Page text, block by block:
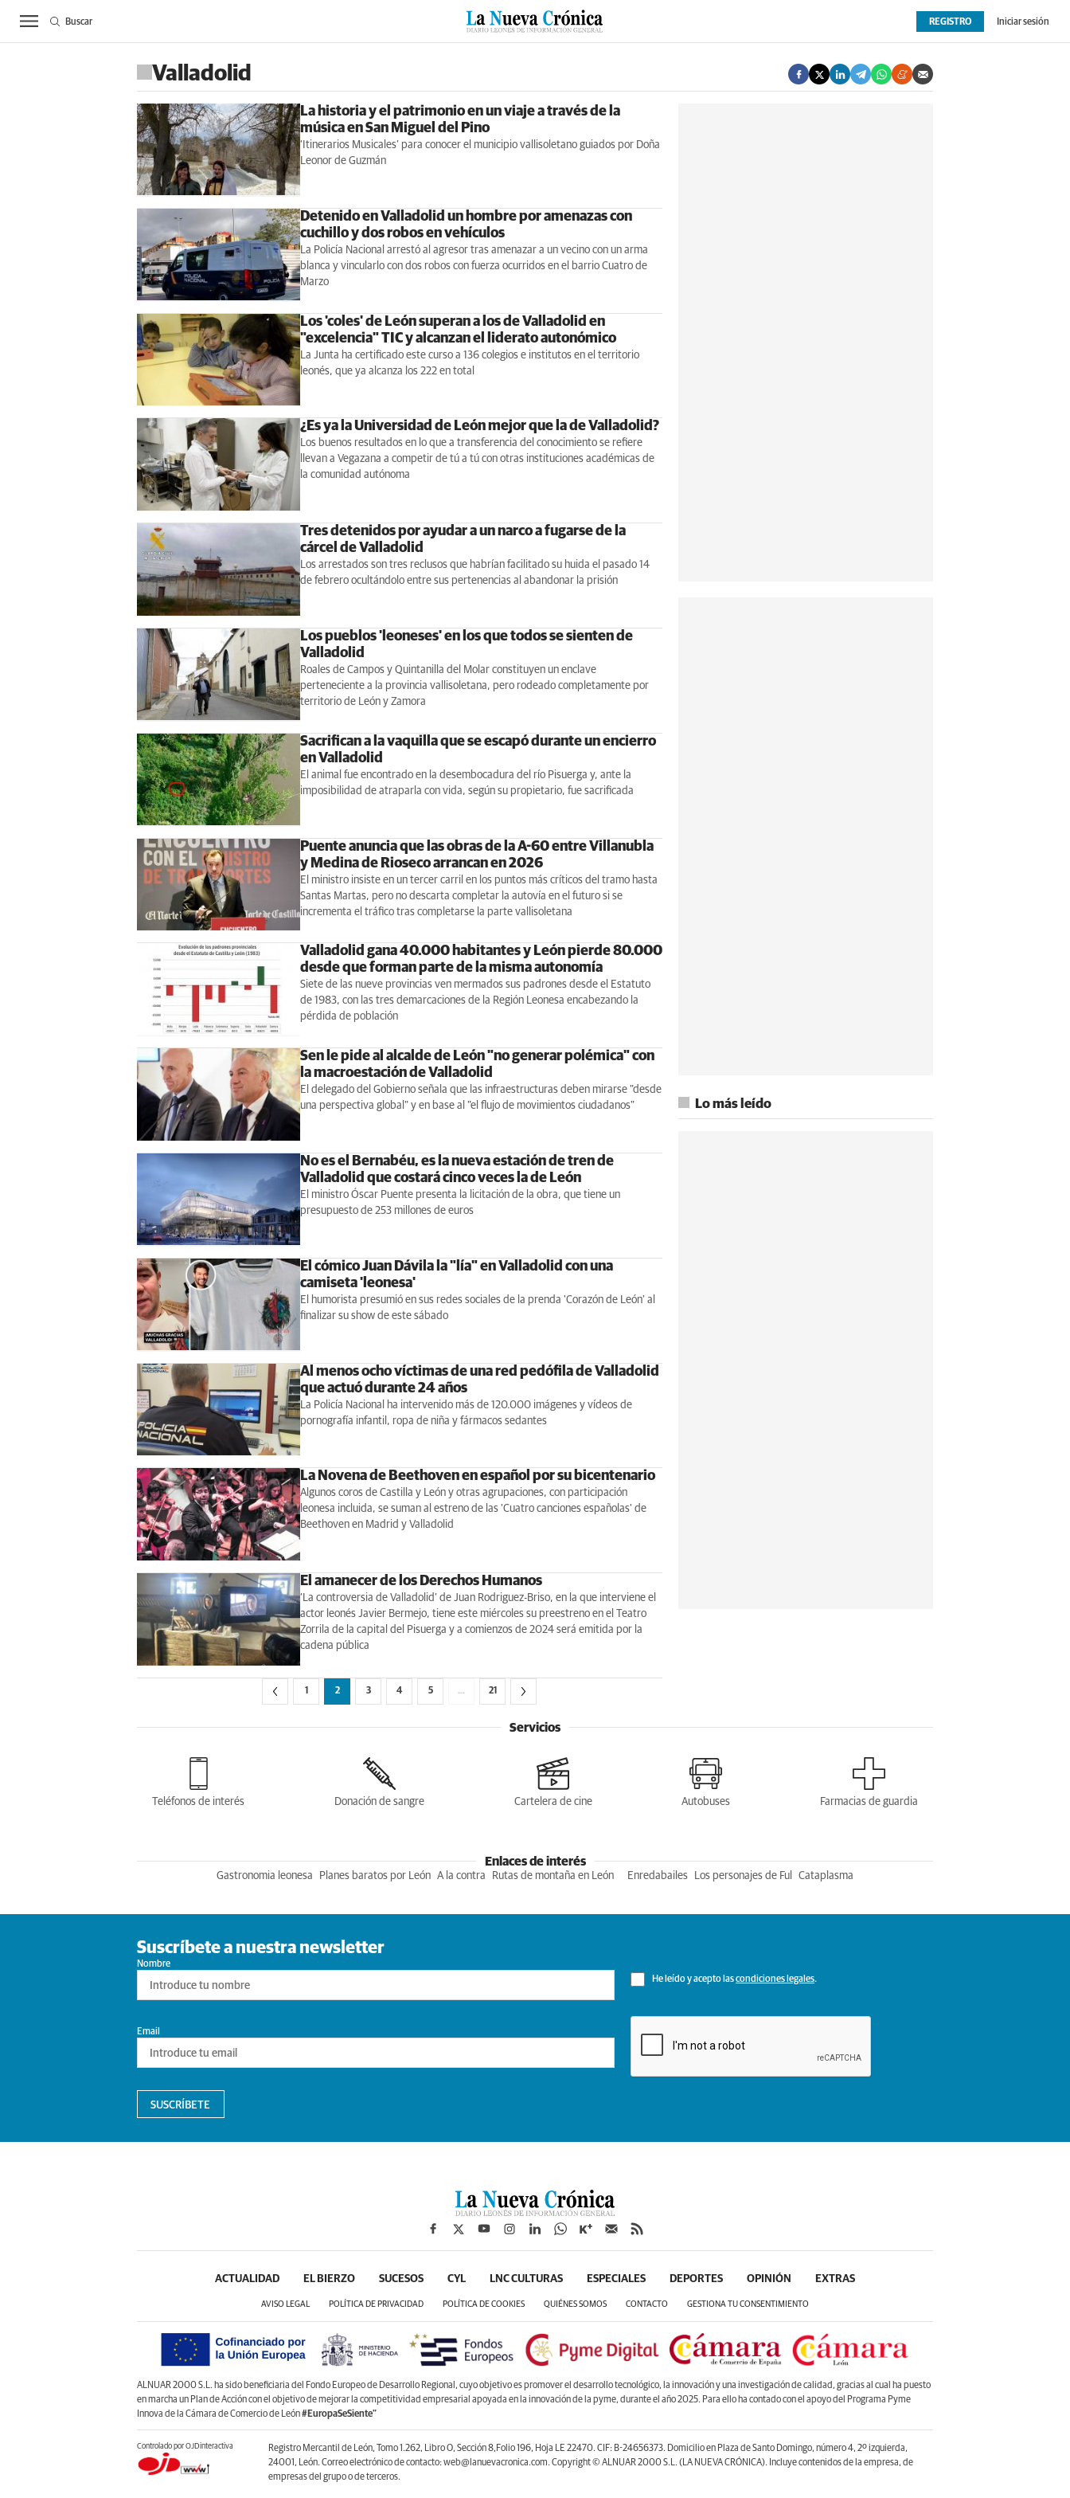
ACTUALIDAD BIERZO SUCESOS CULTURAS ESPECIALES DEPORTES OPINIÓN EXTRAS
REGISTRO Iniciar sesión
Buscar
Valladolid
La historia y el patrimonio en un viaje a través de la
música en San Miguel del Pino
‘Itinerarios Musicales’ para conocer el municipio vallisoletano guiados por Doña
Leonor de Guzmán
Detenido en Valladolid un hombre por amenazas con
cuchillo y dos robos en vehículos
La Policía Nacional arrestó al agresor tras amenazar a un vecino con un arma
blanca y vincularlo con dos robos con fuerza ocurridos en el barrio Cuatro de
Marzo
Los 'coles' de León superan a los de Valladolid en
"excelencia" TIC y alcanzan el liderato autonómico
La Junta ha certificado este curso a 136 colegios e institutos en el territorio
leonés, que ya alcanza los 222 en total
¿Es ya la Universidad de León mejor que la de Valladolid?
Los buenos resultados en lo que a transferencia del conocimiento se refiere
llevan a Vegazana a competir de tú a tú con otras instituciones académicas de
la comunidad autónoma
Tres detenidos por ayudar a un narco a fugarse de la
cárcel de Valladolid
Los arrestados son tres reclusos que habrían facilitado su huida el pasado 14
de febrero ocultándolo entre sus pertenencias al abandonar la prisión
Los pueblos 'leoneses' en los que todos se sienten de
Valladolid
Roales de Campos y Quintanilla del Molar constituyen un enclave
perteneciente a la provincia vallisoletana, pero rodeado completamente por
territorio de León y Zamora
Sacrifican a la vaquilla que se escapó durante un encierro
en Valladolid
El animal fue encontrado en la desembocadura del río Pisuerga y, ante la
imposibilidad de atraparla con vida, según su propietario, fue sacrificada
Puente anuncia que las obras de la A-60 entre Villanubla
y Medina de Rioseco arrancan en 2026
El ministro insiste en un tercer carril en los puntos más críticos del tramo hasta
Santas Martas, pero no descarta completar la autovía en el futuro si se
incrementa el tráfico tras completarse la parte vallisoletana
Valladolid gana 40.000 habitantes y León pierde 80.000
desde que forman parte de la misma autonomía
Siete de las nueve provincias ven mermados sus padrones desde el Estatuto
de 1983, con las tres demarcaciones de la Región Leonesa encabezando la
pérdida de población
Sen le pide al alcalde de León "no generar polémica" con
la macroestación de Valladolid
El delegado del Gobierno señala que las infraestructuras deben mirarse "desde
una perspectiva global" y en base al "el flujo de movimientos ciudadanos"
No es el Bernabéu, es la nueva estación de tren de
Valladolid que costará cinco veces la de León
El ministro Óscar Puente presenta la licitación de la obra, que tiene un
presupuesto de 253 millones de euros
El cómico Juan Dávila la "lía" en Valladolid con una
camiseta 'leonesa'
El humorista presumió en sus redes sociales de la prenda 'Corazón de León' al
finalizar su show de este sábado
Al menos ocho víctimas de una red pedófila de Valladolid
que actuó durante 24 años
La Policía Nacional ha intervenido más de 120.000 imágenes y vídeos de
pornografía infantil, ropa de niña y fármacos sedantes
La Novena de Beethoven en español por su bicentenario
Algunos coros de Castilla y León y otras agrupaciones, con participación
leonesa incluida, se suman al estreno de las 'Cuatro canciones españolas' de
Beethoven en Madrid y Valladolid
El amanecer de los Derechos Humanos
‘La controversia de Valladolid’ de Juan Rodriguez-Briso, en la que interviene el
actor leonés Javier Bermejo, tiene este miércoles su preestreno en el Teatro
Zorrila de la capital del Pisuerga y a comienzos de 2024 será emitida por la
cadena pública
1 2 3 4 5 … 21
Lo más leído
Servicios
Teléfonos de interés Donación de sangre Cartelera de cine Autobuses Farmacias de guardia
Enlaces de interés
Gastronomia leonesa Planes baratos por León A la contra Rutas de montaña en León Enredabailes Los personajes de Ful Cataplasma
Suscríbete a nuestra newsletter
Nombre
He leído y acepto lascondiciones legales.
Email
SUSCRÍBETE
ACTUALIDAD EL BIERZO SUCESOS CYL LNC CULTURAS ESPECIALES DEPORTES OPINIÓN EXTRAS
AVISO LEGAL POLÍTICA DE PRIVACIDAD POLÍTICA DE COOKIES QUIÉNES SOMOS CONTACTO GESTIONA TU CONSENTIMIENTO
ALNUAR 2000 S.L. ha sido beneficiaria del Fondo Europeo de Desarrollo Regional, cuyo objetivo es promover el desarrollo tecnológico, la innovación y una investigación de calidad, gracias al cual ha puesto
en marcha un Plan de Acción con el objetivo de mejorar la competitividad empresarial apoyada en la innovación de la pyme, durante el año 2025. Para ello ha contado con el apoyo del Programa Pyme
Innova de la Cámara de Comercio de León#EuropaSeSiente”
Controlado por OJDinteractiva
Registro Mercantil de León, Tomo 1.262, Libro O, Sección 8,Folio 196, Hoja LE 22470. CIF: B-24656373. Domicilio en Plaza de Santo Domingo, número 4, 2º izquierda,
24001, León. Correo electrónico de contacto: web@lanuevacronica.com. Copyright © ALNUAR 2000 S.L. (LA NUEVA CRÓNICA). Incluye contenidos de la empresa, de
empresas del grupo o de terceros.